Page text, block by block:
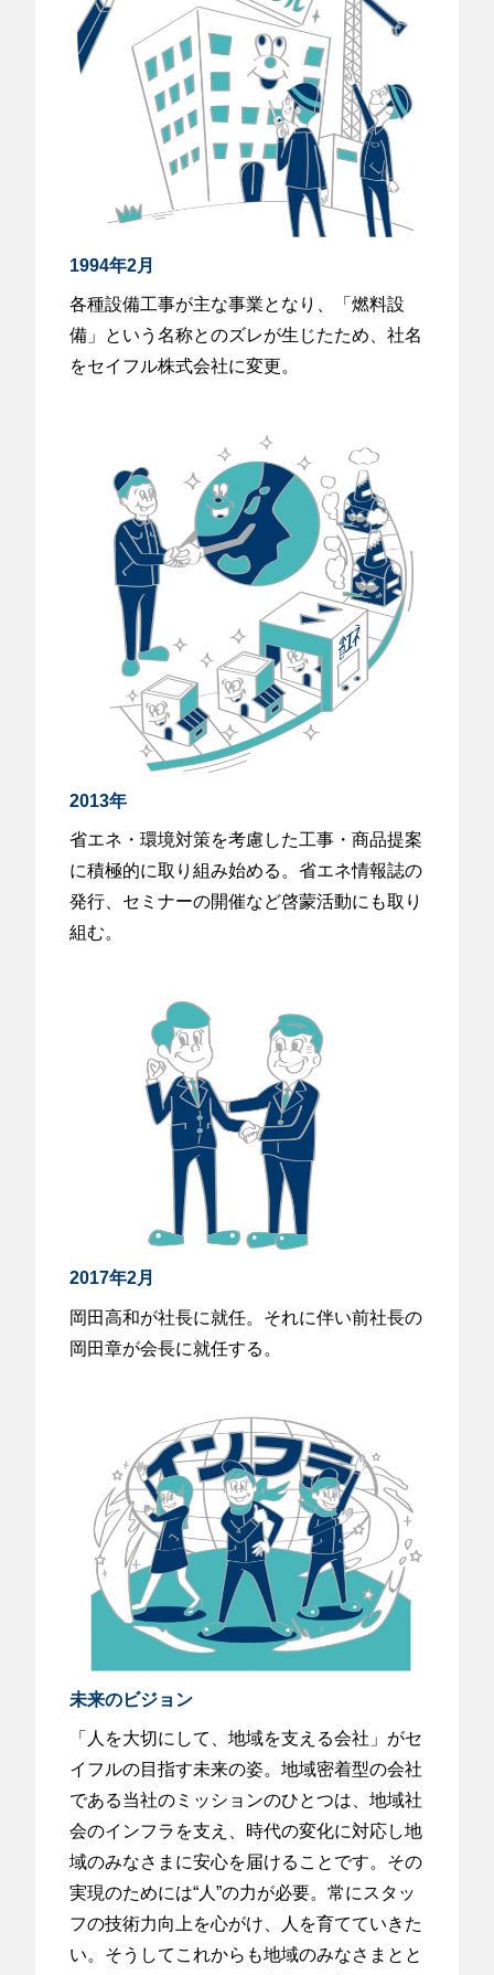
1994年2月
各種設備工事が主な事業となり、「燃料設
備」という名称とのズレが生じたため、社名
をセイフル株式会社に変更。
2013年
省エネ・環境対策を考慮した工事・商品提案
に積極的に取り組み始める。省エネ情報誌の
発行、セミナーの開催など啓蒙活動にも取り
組む。
2017年2月
岡田高和が社長に就任。それに伴い前社長の
岡田章が会長に就任する。
未来のビジョン
「人を大切にして、地域を支える会社」がセ
イフルの目指す未来の姿。地域密着型の会社
である当社のミッションのひとつは、地域社
会のインフラを支え、時代の変化に対応し地
域のみなさまに安心を届けることです。その
実現のためには“人”の力が必要。常にスタッ
フの技術力向上を心がけ、人を育てていきた
い。そうしてこれからも地域のみなさまとと